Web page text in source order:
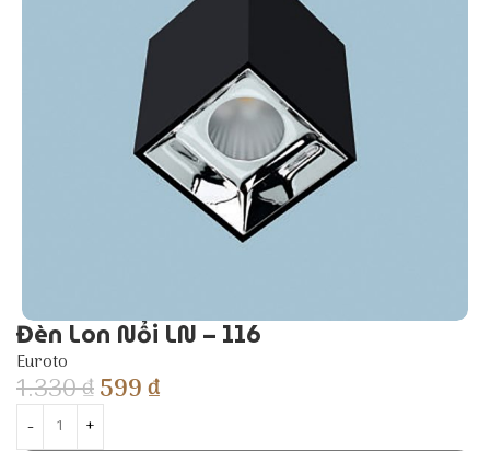
Đèn Lon Nổi LN – 116
Euroto
1.330₫599₫